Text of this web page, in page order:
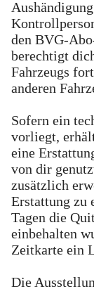
den BVG-
berechtigt
Fahrzeugs
anderen
Sofern ein
vorliegt,
eine
von dir
zusätzlich
Erstattung zu
Tagen die
einbehalten
Zeitkarte ein
Die